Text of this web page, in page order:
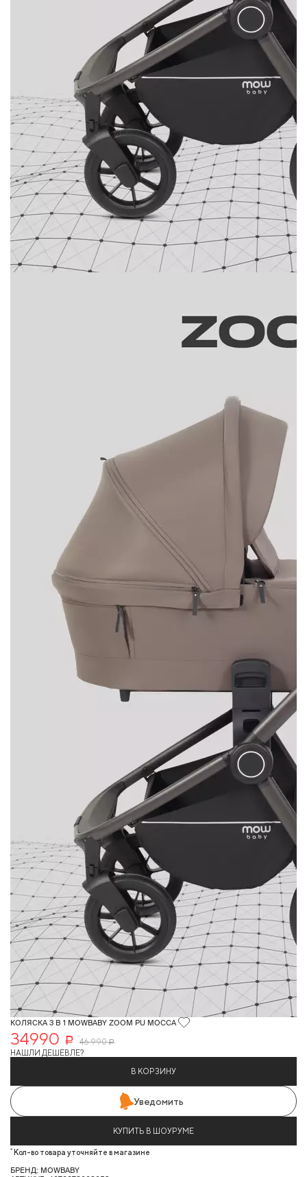
КОЛЯСКА 3 В 1 MOWBABY ZOOM PU MOCCA
34990 Р 46 990 Р
НАШЛИ ДЕШЕВЛЕ?
В КОРЗИНУ
Уведомить
КУПИТЬ В ШОУРУМЕ
* Кол-во товара уточняйте в магазине
БРЕНД: MOWBABY